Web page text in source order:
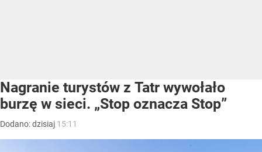
Nagranie turystów z Tatr wywołało
burzę w sieci. „Stop oznacza Stop”
Dodano:dzisiaj 15:11